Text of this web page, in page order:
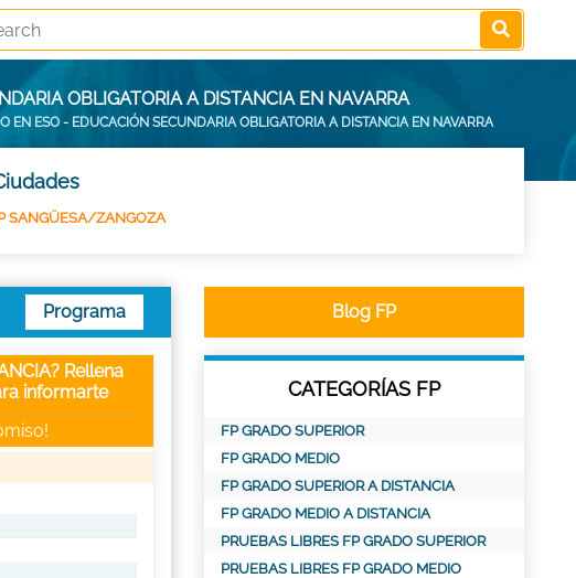
OBLIGATORIA A DISTANCIA EN NAVARRA
EN ESO - EDUCACIÓN SECUNDARIA OBLIGATORIA A DISTANCIA EN NAVARRA
SANGÜESA/ZANGOZA
Programa
Rellena
informarte
Blog FP
CATEGORÍAS FP
FP GRADO SUPERIOR
FP GRADO MEDIO
FP GRADO SUPERIOR A DISTANCIA
FP GRADO MEDIO A DISTANCIA
PRUEBAS LIBRES FP GRADO SUPERIOR
PRUEBAS LIBRES FP GRADO MEDIO